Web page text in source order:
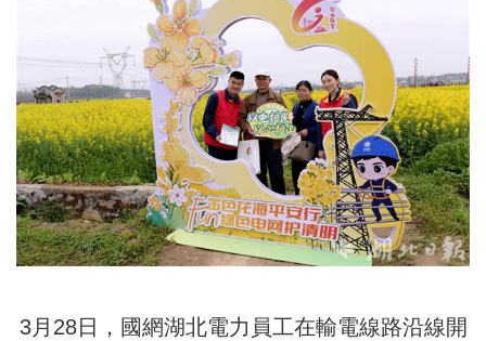
3月28日，國網湖北電力員工在輸電線路沿線開